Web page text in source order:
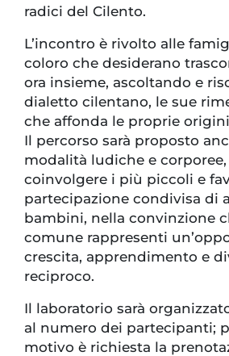
radici del Cilento.
L’incontro è rivolto alle
coloro che desiderano
ora insieme, ascoltando e
dialetto cilentano, le sue
che affonda le proprie
Il percorso sarà proposto
modalità ludiche e
coinvolgere i più piccoli e
partecipazione condivisa di
bambini, nella convinzione
comune rappresenti
crescita, apprendimento e
reciproco.
Il laboratorio sarà
al numero dei partecipanti;
motivo è richiesta la